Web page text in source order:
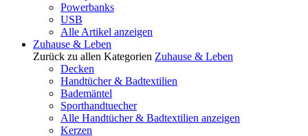
Powerbanks
USB
Alle Artikel anzeigen
Zuhause & Leben
Zurück zu allen Kategorien Zuhause & Leben
Decken
Handtücher & Badtextilien
Bademäntel
Sporthandtuecher
Alle Handtücher & Badtextilien anzeigen
Kerzen